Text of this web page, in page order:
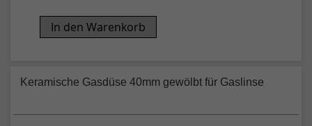
In den Warenkorb
Keramische Gasdüse 40mm gewölbt für Gaslinse